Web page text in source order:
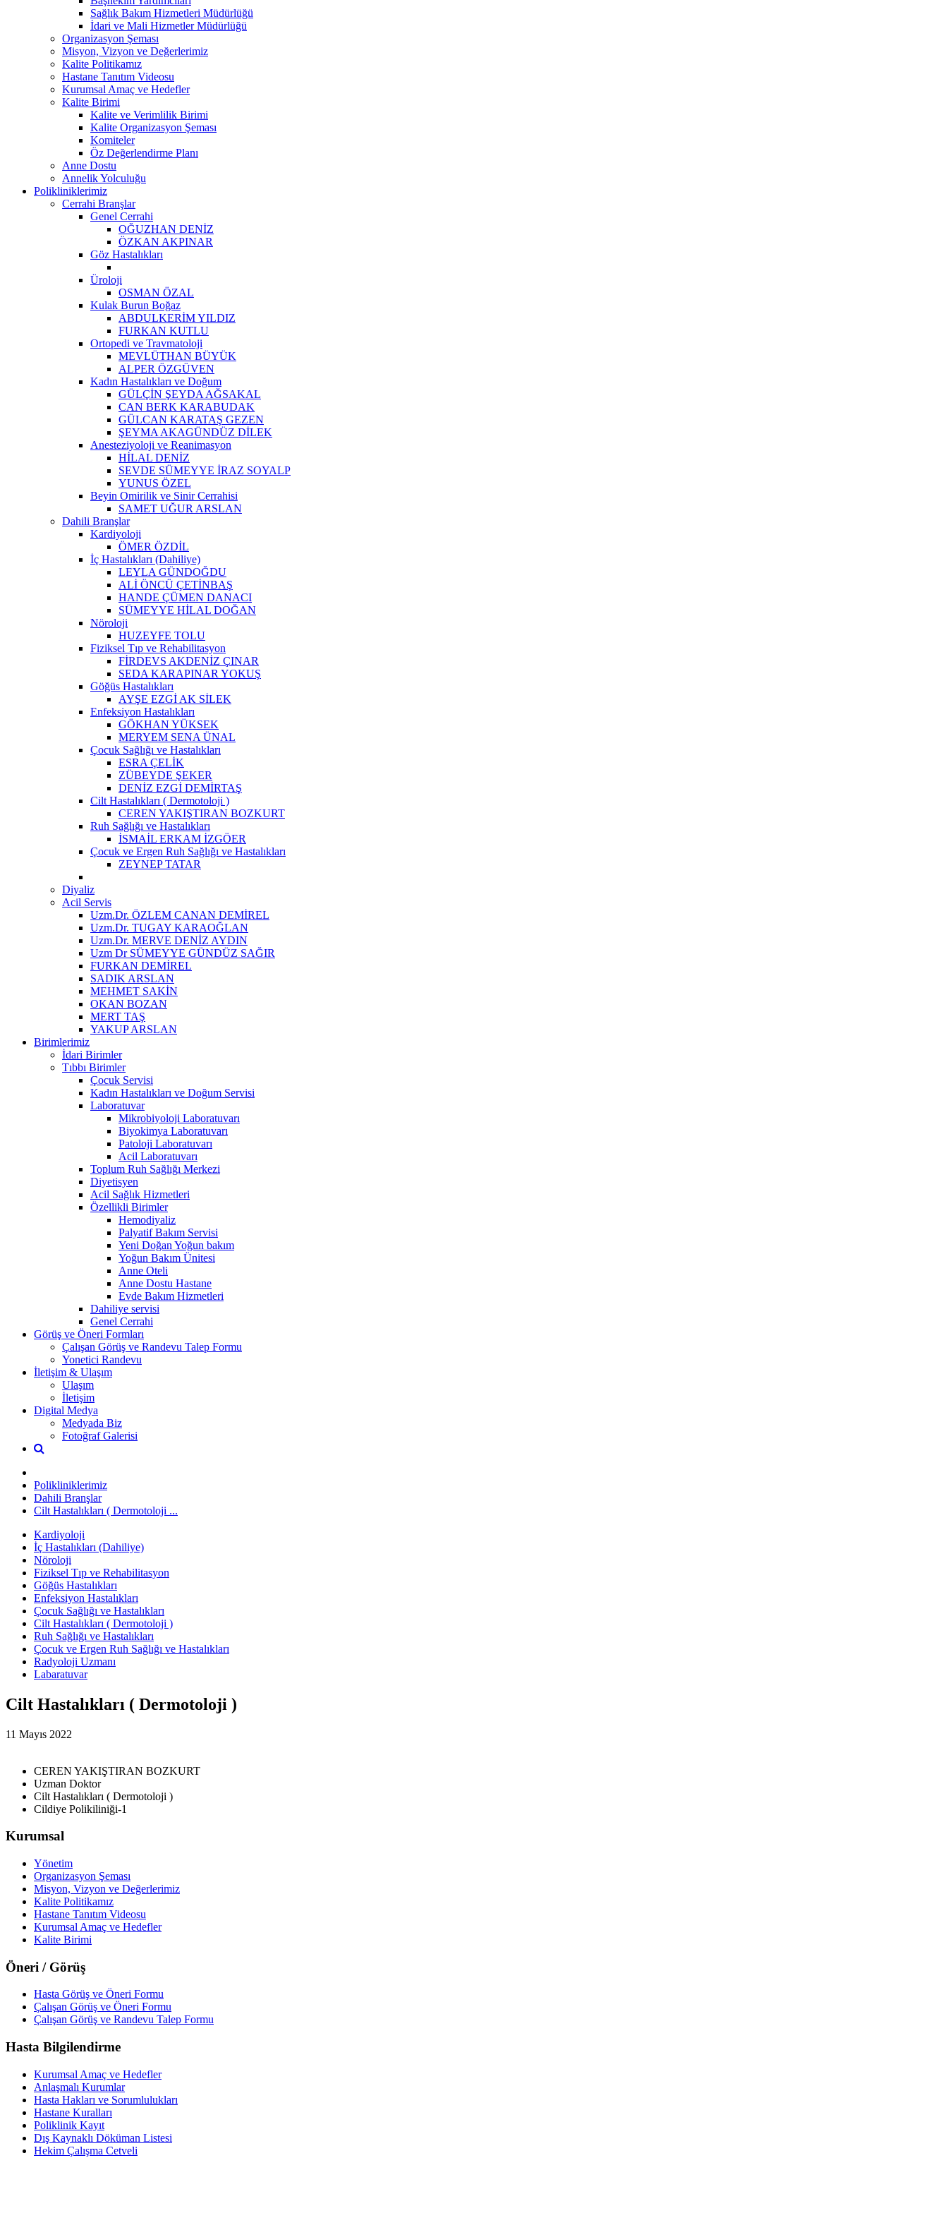
Sağlık Bakım Hizmetleri Müdürlüğü
İdari ve Mali Hizmetler Müdürlüğü
Organizasyon Şeması
Misyon, Vizyon ve Değerlerimiz
Kalite Politikamız
Hastane Tanıtım Videosu
Kurumsal Amaç ve Hedefler
Kalite Birimi
Kalite ve Verimlilik Birimi
Kalite Organizasyon Şeması
Komiteler
Öz Değerlendirme Planı
Anne Dostu
Annelik Yolculuğu
Polikliniklerimiz
Cerrahi Branşlar
Genel Cerrahi
OĞUZHAN DENİZ
ÖZKAN AKPINAR
Göz Hastalıkları
Üroloji
OSMAN ÖZAL
Kulak Burun Boğaz
ABDULKERİM YILDIZ
FURKAN KUTLU
Ortopedi ve Travmatoloji
MEVLÜTHAN BÜYÜK
ALPER ÖZGÜVEN
Kadın Hastalıkları ve Doğum
GÜLÇİN ŞEYDA AĞSAKAL
CAN BERK KARABUDAK
GÜLCAN KARATAŞ GEZEN
ŞEYMA AKAGÜNDÜZ DİLEK
Anesteziyoloji ve Reanimasyon
HİLAL DENİZ
SEVDE SÜMEYYE İRAZ SOYALP
YUNUS ÖZEL
Beyin Omirilik ve Sinir Cerrahisi
SAMET UĞUR ARSLAN
Dahili Branşlar
Kardiyoloji
ÖMER ÖZDİL
İç Hastalıkları (Dahiliye)
LEYLA GÜNDOĞDU
ALİ ÖNCÜ ÇETİNBAŞ
HANDE ÇÜMEN DANACI
SÜMEYYE HİLAL DOĞAN
Nöroloji
HUZEYFE TOLU
Fiziksel Tıp ve Rehabilitasyon
FİRDEVS AKDENİZ ÇINAR
SEDA KARAPINAR YOKUŞ
Göğüs Hastalıkları
AYŞE EZGİ AK SİLEK
Enfeksiyon Hastalıkları
GÖKHAN YÜKSEK
MERYEM SENA ÜNAL
Çocuk Sağlığı ve Hastalıkları
ESRA ÇELİK
ZÜBEYDE ŞEKER
DENİZ EZGİ DEMİRTAŞ
Cilt Hastalıkları ( Dermotoloji )
CEREN YAKIŞTIRAN BOZKURT
Ruh Sağlığı ve Hastalıkları
İSMAİL ERKAM İZGÖER
Çocuk ve Ergen Ruh Sağlığı ve Hastalıkları
ZEYNEP TATAR
Diyaliz
Acil Servis
Uzm.Dr. ÖZLEM CANAN DEMİREL
Uzm.Dr. TUGAY KARAOĞLAN
Uzm.Dr. MERVE DENİZ AYDIN
Uzm Dr SÜMEYYE GÜNDÜZ SAĞIR
FURKAN DEMİREL
SADIK ARSLAN
MEHMET SAKİN
OKAN BOZAN
MERT TAŞ
YAKUP ARSLAN
Birimlerimiz
İdari Birimler
Tıbbı Birimler
Çocuk Servisi
Kadın Hastalıkları ve Doğum Servisi
Laboratuvar
Mikrobiyoloji Laboratuvarı
Biyokimya Laboratuvarı
Patoloji Laboratuvarı
Acil Laboratuvarı
Toplum Ruh Sağlığı Merkezi
Diyetisyen
Acil Sağlık Hizmetleri
Özellikli Birimler
Hemodiyaliz
Palyatif Bakım Servisi
Yeni Doğan Yoğun bakım
Yoğun Bakım Ünitesi
Anne Oteli
Anne Dostu Hastane
Evde Bakım Hizmetleri
Dahiliye servisi
Genel Cerrahi
Görüş ve Öneri Formları
Çalışan Görüş ve Randevu Talep Formu
Yonetici Randevu
İletişim & Ulaşım
Ulaşım
İletişim
Digital Medya
Medyada Biz
Fotoğraf Galerisi
Polikliniklerimiz
Dahili Branşlar
Cilt Hastalıkları ( Dermotoloji ...
Kardiyoloji
İç Hastalıkları (Dahiliye)
Nöroloji
Fiziksel Tıp ve Rehabilitasyon
Göğüs Hastalıkları
Enfeksiyon Hastalıkları
Çocuk Sağlığı ve Hastalıkları
Cilt Hastalıkları ( Dermotoloji )
Ruh Sağlığı ve Hastalıkları
Çocuk ve Ergen Ruh Sağlığı ve Hastalıkları
Radyoloji Uzmanı
Labaratuvar
Cilt Hastalıkları ( Dermotoloji )
11 Mayıs 2022
CEREN YAKIŞTIRAN BOZKURT
Uzman Doktor
Cilt Hastalıkları ( Dermotoloji )
Cildiye Polikiliniği-1
Kurumsal
Yönetim
Organizasyon Şeması
Misyon, Vizyon ve Değerlerimiz
Kalite Politikamız
Hastane Tanıtım Videosu
Kurumsal Amaç ve Hedefler
Kalite Birimi
Öneri / Görüş
Hasta Görüş ve Öneri Formu
Çalışan Görüş ve Öneri Formu
Çalışan Görüş ve Randevu Talep Formu
Hasta Bilgilendirme
Kurumsal Amaç ve Hedefler
Anlaşmalı Kurumlar
Hasta Hakları ve Sorumlulukları
Hastane Kuralları
Poliklinik Kayıt
Dış Kaynaklı Döküman Listesi
Hekim Çalışma Cetveli